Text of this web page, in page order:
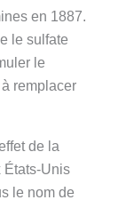
en 1887.
le sulfate
le
remplacer
de la
États-Unis
le nom de